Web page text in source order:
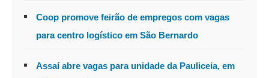
Coop promove feirão de empregos com vagas
para centro logístico em São Bernardo
Assaí abre vagas para unidade da Pauliceia, em